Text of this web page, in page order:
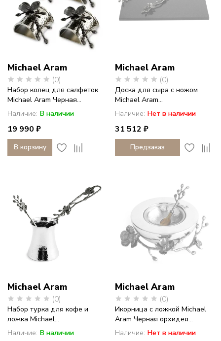
Michael Aram
(0)
Набор колец для салфеток
Michael Aram Черная...
Наличие: В наличии
19 990 ₽
В корзину
Michael Aram
(0)
Доска для сыра с ножом
Michael Aram...
Наличие: Нет в наличии
31 512 ₽
Предзаказ
Michael Aram
(0)
Набор турка для кофе и
ложка Michael...
Наличие: В наличии
Michael Aram
(0)
Икорница с ложкой Michael
Aram Черная орхидея...
Наличие: Нет в наличии